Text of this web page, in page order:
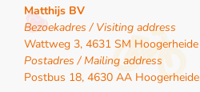
Matthijs BV
Bezoekadres / Visiting address
Wattweg 3, 4631 SM Hoogerheide
Postadres / Mailing address
Postbus 18, 4630 AA Hoogerheide